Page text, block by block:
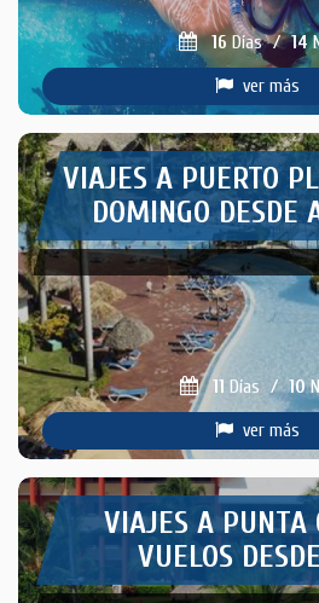
16 Días / 14
ver más
VIAJES A PUERTO
DOMINGO DESDE
11 Días / 10
ver más
VIAJES A PUNTA
VUELOS